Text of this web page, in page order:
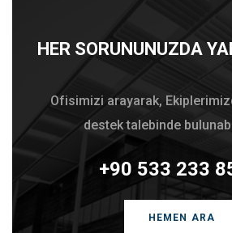
HER SORUNUNUZDA
Ofisimizi arayarak,
destek talebinde
+90 533 233
HEMEN ARA